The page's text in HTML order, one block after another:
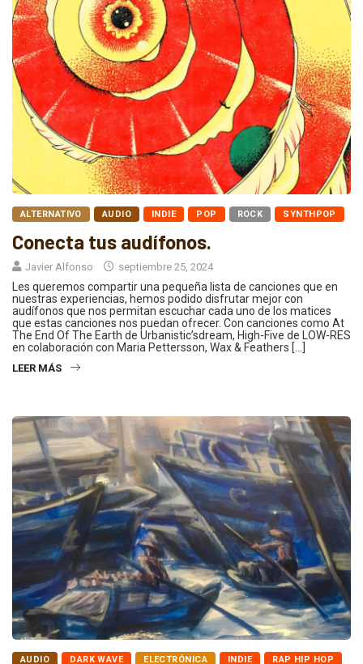
ALTERNATIVO AUDIO INDIE POP ROCK SYNTHPOP
Conecta tus audífonos.
Javier Alfonso septiembre 25, 2024
Les queremos compartir una pequeña lista de canciones que en
nuestras experiencias, hemos podido disfrutar mejor con
audífonos que nos permitan escuchar cada uno de los matices
que estas canciones nos puedan ofrecer. Con canciones como At
The End Of The Earth de Urbanistic’sdream, High-Five de LOW-RES
en colaboración con Maria Pettersson, Wax & Feathers […]
LEER MÁS
AUDIO DARK WAVE ELECTRÓNICA INDIE RAP HIP HOP